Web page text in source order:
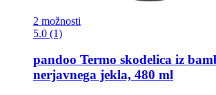
2 možnosti
5.0 (1)
pandoo Termo skodelica iz
nerjavnega jekla, 480 ml